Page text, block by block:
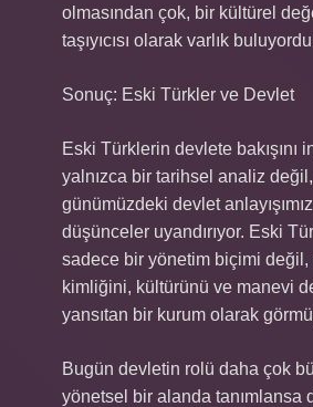
olmasından çok, bir kültürel
taşıyıcısı olarak varlık
Sonuç: Eski Türkler ve Devlet
Eski Türklerin devlete bakışını
yalnızca bir tarihsel analiz
günümüzdeki devlet
düşünceler uyandırıyor. Eski
sadece bir yönetim biçimi değil,
kimliğini, kültürünü ve manevi
yansıtan bir kurum olarak
Bugün devletin rolü daha çok
yönetsel bir alanda tanımlansa